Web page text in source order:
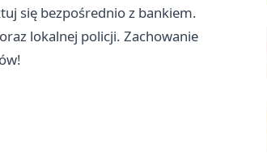
się bezpośrednio z bankiem.
lokalnej policji. Zachowanie